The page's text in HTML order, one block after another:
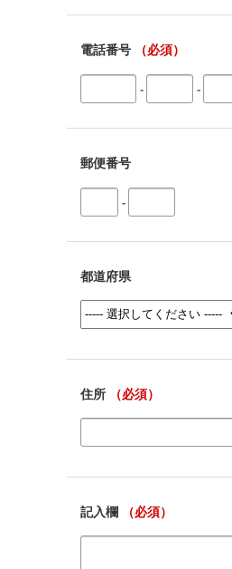
電話番号 （必須）
- -
郵便番号
-
都道府県
住所 （必須）
記入欄 （必須）